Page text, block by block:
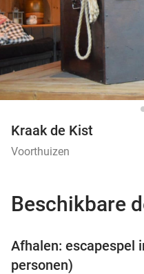
Kraak de Kist
Voorthuizen
Beschikbare
Afhalen: escapespel
personen)